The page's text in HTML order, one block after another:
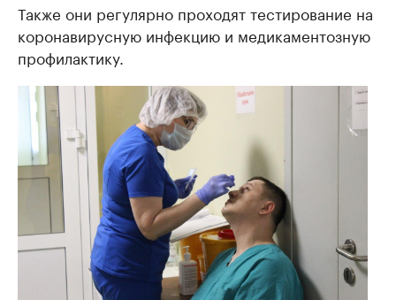
Также они регулярно проходят тестирование на
коронавирусную инфекцию и медикаментозную
профилактику.